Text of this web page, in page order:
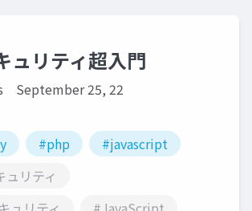
ュリティ超入門
September 25, 22
#php
#javascript
ュリティ